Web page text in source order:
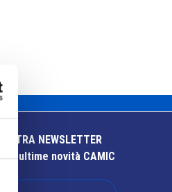
NEWSLETTER
ultime novità CAMIC